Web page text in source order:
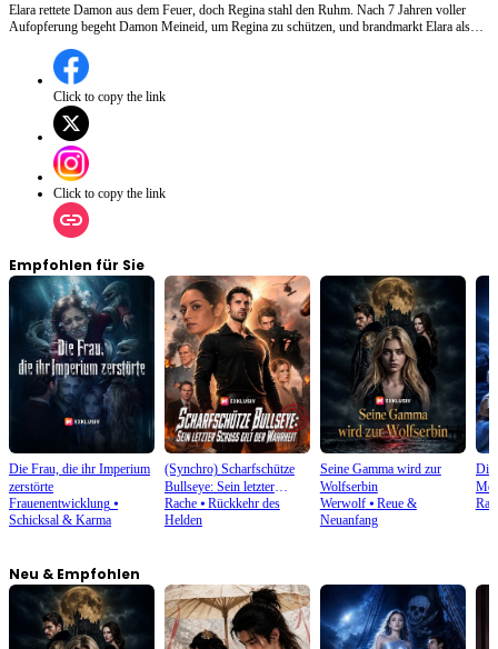
Elara rettete Damon aus dem Feuer, doch Regina stahl den Ruhm. Nach 7 Jahren voller
Aufopferung begeht Damon Meineid, um Regina zu schützen, und brandmarkt Elara als
ans Licht: Damon fleht um Vergebung, doch Elaras Herz ist zu Eis gefroren. Zu spät für
Reue!
Click to copy the link
Click to copy the link
Empfohlen für Sie
Die Frau, die ihr Imperium
zerstörte
Frauenentwicklung ⦁
Schicksal & Karma
(Synchro) Scharfschütze
Bullseye: Sein letzter
Schuss gilt der Wahrheit
Rache⦁ Rückkehr des
Helden
Seine Gamma wird zur
Wolfserbin
Werwolf⦁ Reue &
Neuanfang
Die
Neu & Empfohlen